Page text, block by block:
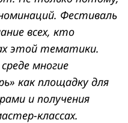
Фестиваль
всех, кто
этой тематики.
многие
как площадку для
и получения
классах.